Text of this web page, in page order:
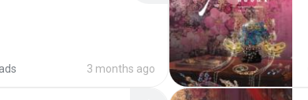
3 months ago